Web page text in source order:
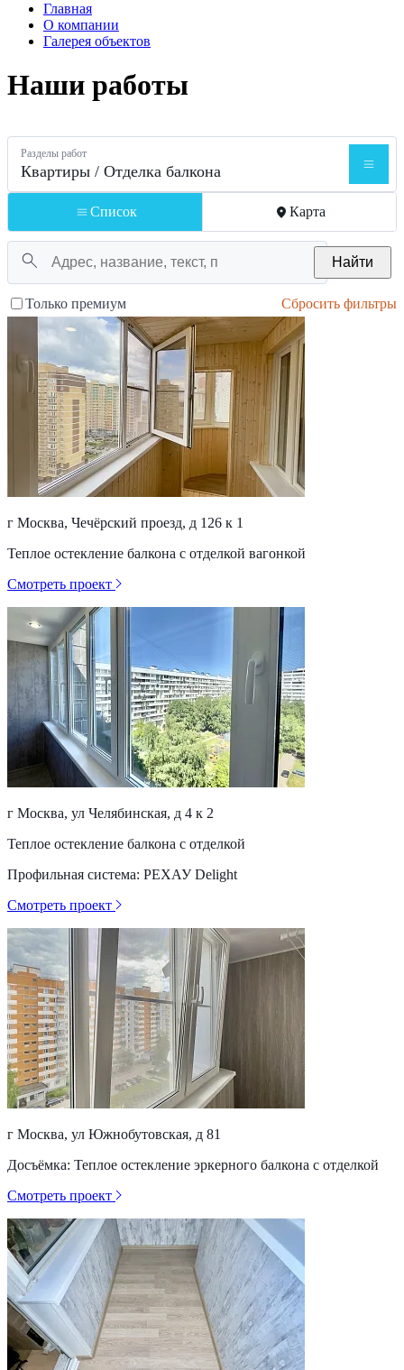
Главная
О компании
Галерея объектов
Наши работы
Разделы работ
Квартиры / Отделка балкона
Найти
Только премиум Сбросить фильтры
Список Карта
г Москва, Чечёрский проезд, д 126 к 1
Теплое остекление балкона с отделкой вагонкой
Смотреть проект
г Москва, ул Челябинская, д 4 к 2
Теплое остекление балкона с отделкой
Профильная система: РЕХАУ Delight
Смотреть проект
г Москва, ул Южнобутовская, д 81
Досъёмка: Теплое остекление эркерного балкона с отделкой
Смотреть проект